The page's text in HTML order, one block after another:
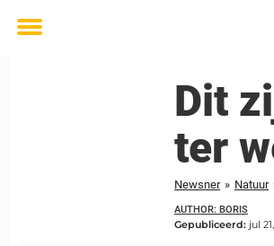
Toggle
Dit
ter
Newsner » Natuur
AUTHOR: BORIS
Gepubliceerd: jul